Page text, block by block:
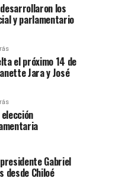
los
y parlamentario
el próximo 14 de
Jara y José
Gabriel
desde Chiloé